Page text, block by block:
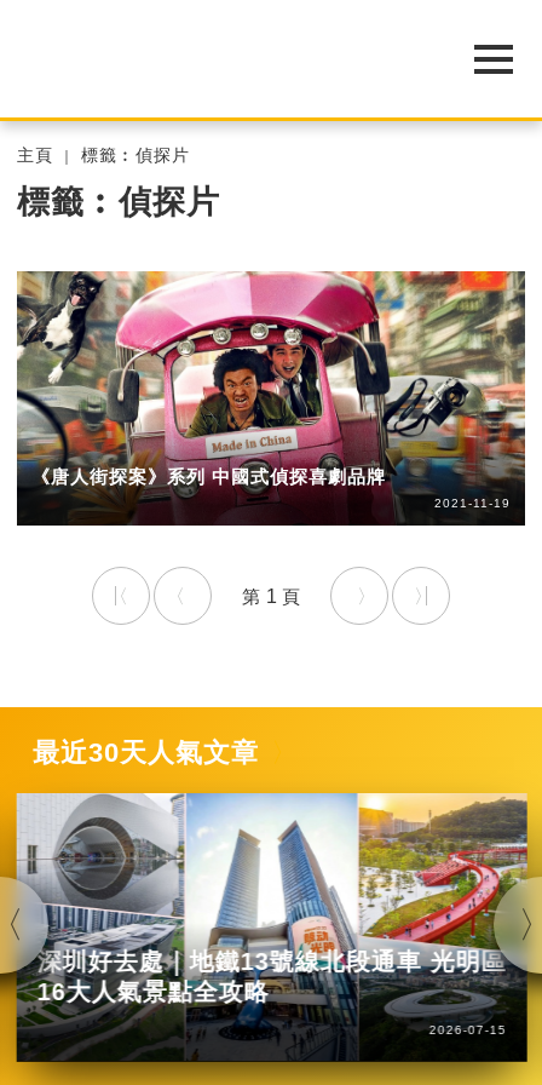
主頁 標籤︰偵探片
標籤︰偵探片
《唐人街探案》系列 中國式偵探喜劇品牌
2021-11-19
1
最近30天人氣文章
深圳好去處｜地鐵13號線北段通車 光明區
16大人氣景點全攻略
2026-07-15